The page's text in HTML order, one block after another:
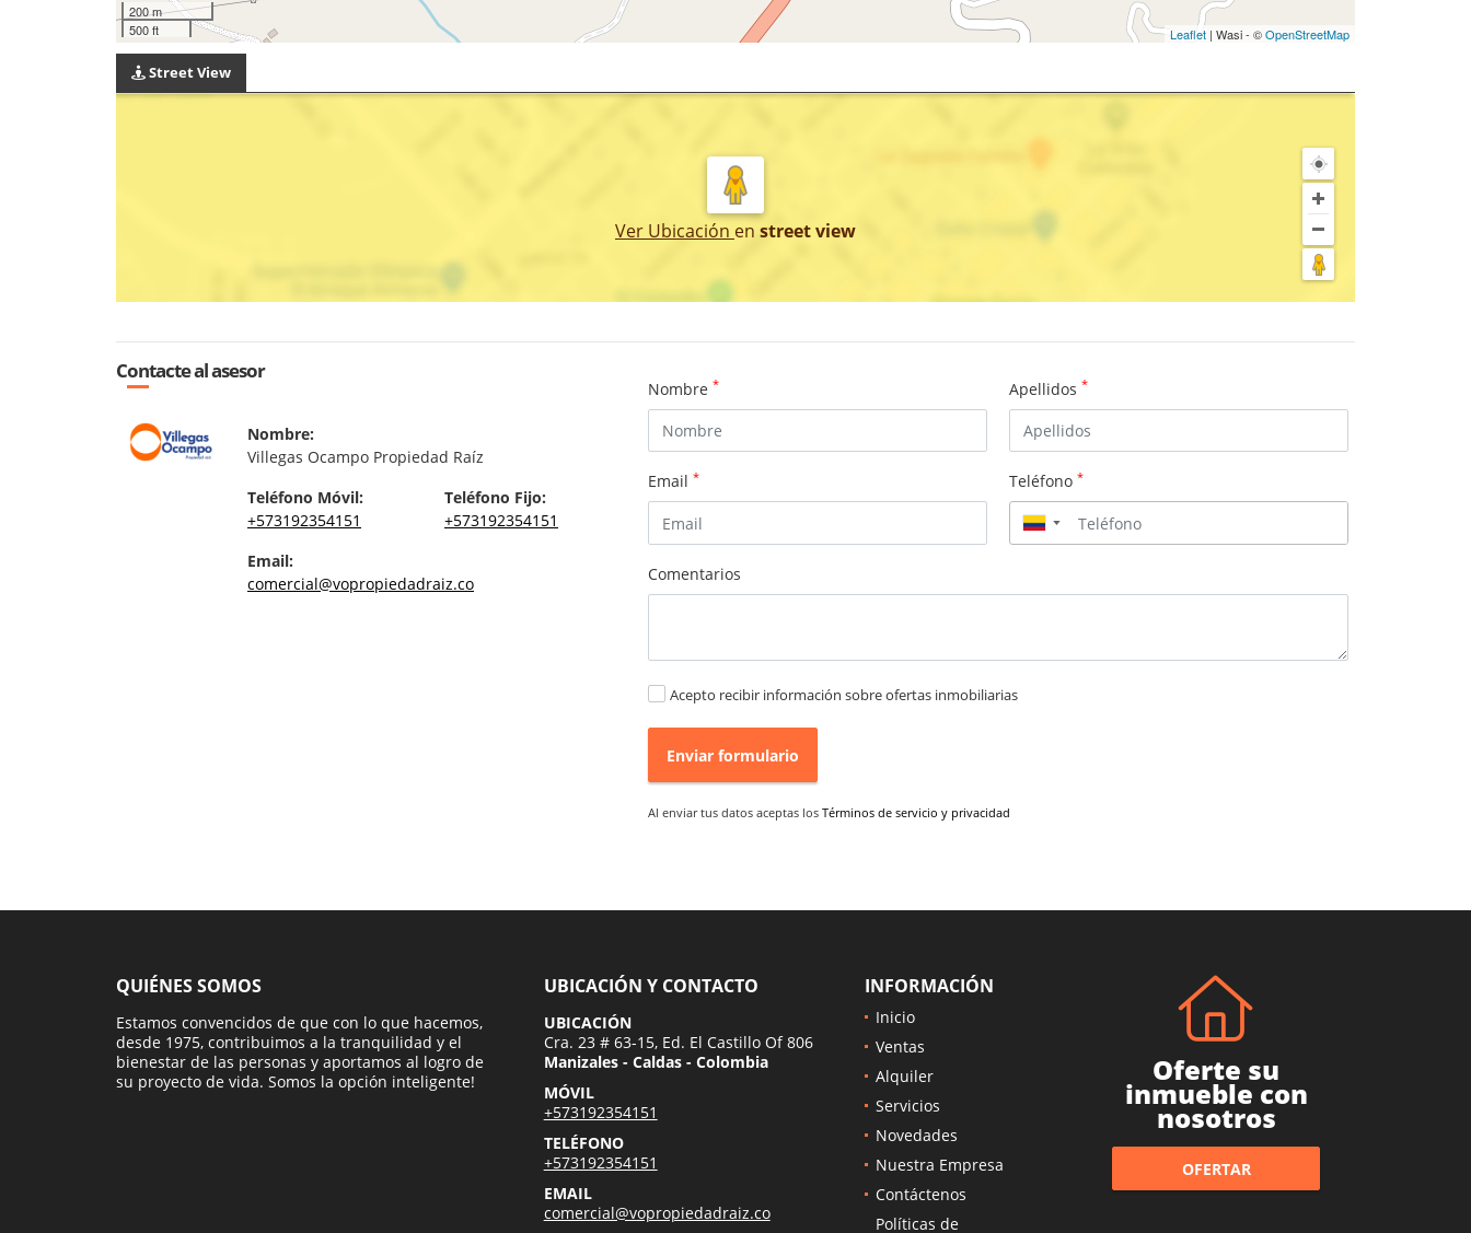
200 m
500 ft
Leaflet | Wasi - ©OpenStreetMap
Street View
Ver Ubicación en street view
Contacte al asesor
Nombre:
Villegas Ocampo Propiedad Raíz
Teléfono Móvil:
+573192354151
Teléfono Fijo:
+573192354151
Email:
comercial@vopropiedadraiz.co
Nombre * Apellidos *
Email * Teléfono *
▼
Comentarios
Acepto recibir información sobre ofertas inmobiliarias
Enviar formulario
Al enviar tus datos aceptas los Términos de servicio y privacidad
QUIÉNES SOMOS
Estamos convencidos de que con lo que hacemos,
desde 1975, contribuimos a la tranquilidad y el
bienestar de las personas y aportamos al logro de
su proyecto de vida. Somos la opción inteligente!
UBICACIÓN Y CONTACTO
UBICACIÓN
Cra. 23 # 63-15, Ed. El Castillo Of 806
Manizales - Caldas - Colombia
MÓVIL
+573192354151
TELÉFONO
+573192354151
EMAIL
comercial@vopropiedadraiz.co
INFORMACIÓN
Inicio
Ventas
Alquiler
Servicios
Novedades
Nuestra Empresa
Contáctenos
Políticas de
Oferte su
inmueble con
nosotros
OFERTAR